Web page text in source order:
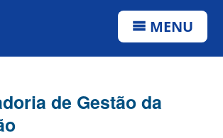
MENU
de Gestão da